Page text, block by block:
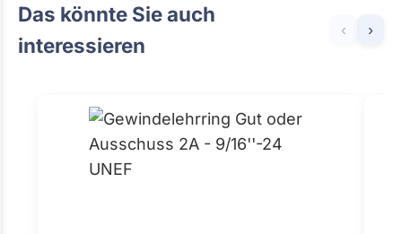
Das könnte Sie auch
interessieren
‹ ›